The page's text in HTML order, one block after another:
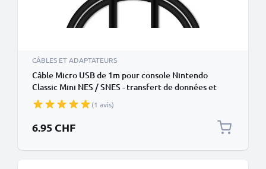
CÂBLES ET ADAPTATEURS
Câble Micro USB de 1m pour console Nintendo
Classic Mini NES / SNES - transfert de données et
charge 1A noir en PVC
(1 avis)
6.95 CHF